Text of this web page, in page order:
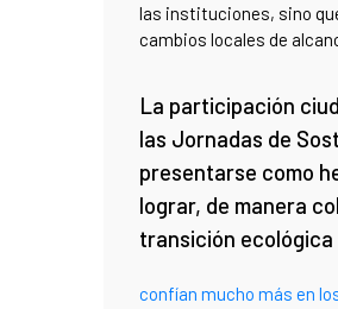
las instituciones, sino
cambios locales de
La participación
las Jornadas de
presentarse como
lograr, de manera
transición
confían mucho más en